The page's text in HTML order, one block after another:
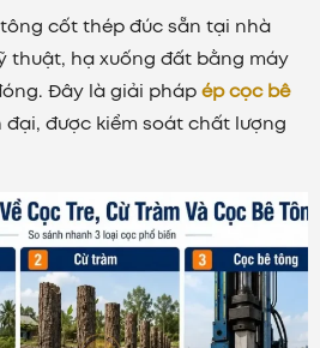
cốt thép đúc sẵn tại nhà
thuật, hạ xuống đất bằng máy
Đây là giải phápép cọc bê
được kiểm soát chất lượng